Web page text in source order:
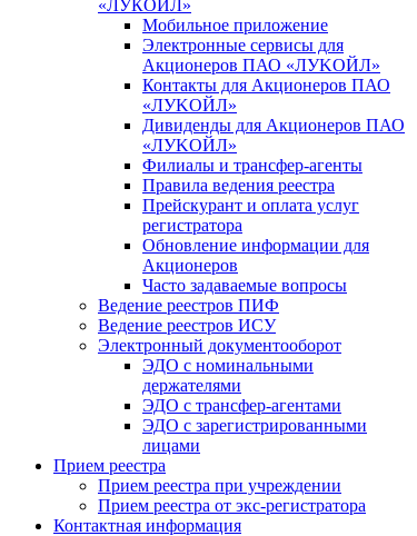
«ЛУКОЙЛ»
Мобильное приложение
Электронные сервисы для
Акционеров ПАО «ЛУKOЙЛ»
Контакты для Акционеров ПАО
«ЛУKOЙЛ»
Дивиденды для Акционеров ПАО
«ЛУKOЙЛ»
Филиалы и трансфер-агенты
Правила ведения реестра
Прейскурант и оплата услуг
регистратора
Обновление информации для
Акционеров
Часто задаваемые вопросы
Ведение реестров ПИФ
Ведение реестров ИСУ
Электронный документооборот
ЭДО с номинальными
держателями
ЭДО с трансфер-агентами
ЭДО с зарегистрированными
лицами
Прием реестра
Прием реестра при учреждении
Прием реестра от экс-регистратора
Контактная информация